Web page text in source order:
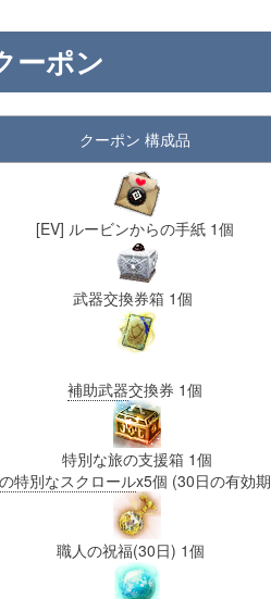
ーポン
クーポン 構成品
[EV] ルービンからの手紙 1個
武器交換券箱 1個
補助武器交換券 1個
特別な旅の支援箱 1個
特別なスクロールx5個 (30日の有効
職人の祝福(30日) 1個